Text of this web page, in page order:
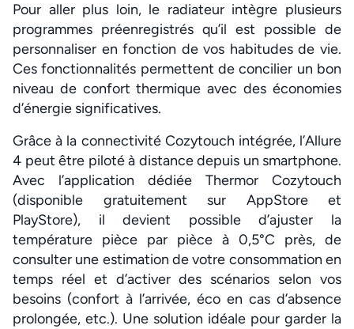
Pour aller plus loin, le radiateur intègre plusieurs
programmes préenregistrés qu’il est possible de
personnaliser en fonction de vos habitudes de vie.
Ces fonctionnalités permettent de concilier un bon
niveau de confort thermique avec des économies
d’énergie significatives.
Grâce à la connectivité Cozytouch intégrée, l’Allure
4 peut être piloté à distance depuis un smartphone.
Avec l’application dédiée Thermor Cozytouch
(disponible gratuitement sur AppStore et
PlayStore), il devient possible d’ajuster la
température pièce par pièce à 0,5°C près, de
consulter une estimation de votre consommation en
temps réel et d’activer des scénarios selon vos
besoins (confort à l’arrivée, éco en cas d’absence
prolongée, etc.). Une solution idéale pour garder la